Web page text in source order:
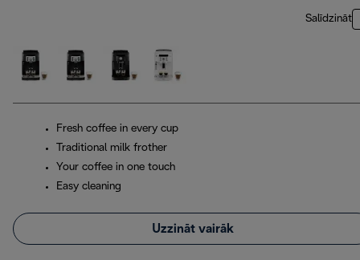
Salīdzināt
Fresh coffee in every cup
Traditional milk frother
Your coffee in one touch
Easy cleaning
Uzzināt vairāk